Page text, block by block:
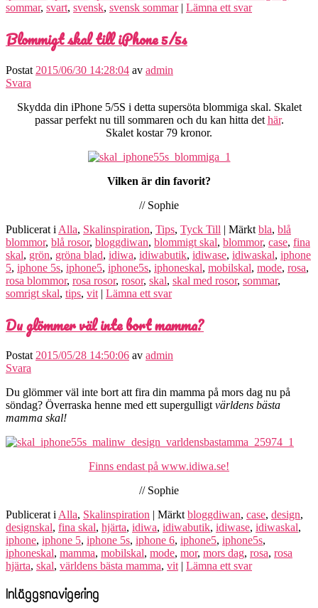
sommar, svart, svensk, svensk sommar | Lämna ett svar
Blommigt skal till iPhone 5/5s
Postat 2015/06/30 14:28:04 av admin
Svara
Skydda din iPhone 5/5S i detta supersöta blommiga skal. Skalet
passar perfekt nu till sommaren och du kan hitta det här.
Skalet kostar 79 kronor.
Vilken är din favorit?
// Sophie
Publicerat i Alla, Skalinspiration, Tips, Tyck Till | Märkt bla, blå
blommor, blå rosor, bloggdiwan, blommigt skal, blommor, case, fina
skal, grön, gröna blad, idiwa, idiwabutik, idiwase, idiwaskal, iphone
5, iphone 5s, iphone5, iphone5s, iphoneskal, mobilskal, mode, rosa,
rosa blommor, rosa rosor, rosor, skal, skal med rosor, sommar,
somrigt skal, tips, vit | Lämna ett svar
Du glömmer väl inte bort mamma?
Postat 2015/05/28 14:50:06 av admin
Svara
Du glömmer väl inte bort att fira din mamma på mors dag nu på
söndag? Överraska henne med ett supergulligt världens bästa
mamma skal!
Finns endast på www.idiwa.se!
// Sophie
Publicerat i Alla, Skalinspiration | Märkt bloggdiwan, case, design,
designskal, fina skal, hjärta, idiwa, idiwabutik, idiwase, idiwaskal,
iphone, iphone 5, iphone 5s, iphone 6, iphone5, iphone5s,
iphoneskal, mamma, mobilskal, mode, mor, mors dag, rosa, rosa
hjärta, skal, världens bästa mamma, vit | Lämna ett svar
Inläggsnavigering